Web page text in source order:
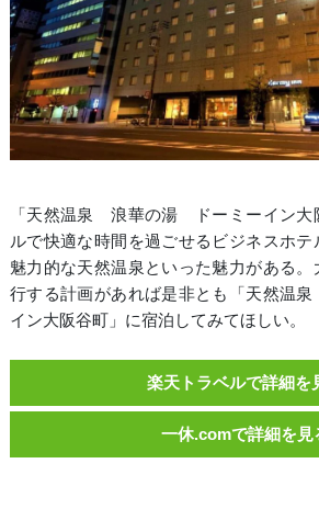
「天然温泉 浪華の湯 ドーミーイン大
ルで快適な時間を過ごせるビジネスホ
魅力的な天然温泉といった魅力がある
行する計画があれば是非とも「天然温
イン大阪谷町」に宿泊してみてほしい。
楽天トラベルで詳細を
一休.comで詳細を見